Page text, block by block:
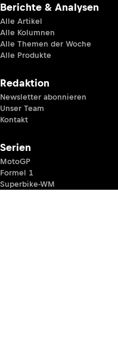
Berichte & Analysen
Alle Artikel
Alle Kolumnen
Alle Themen der Woche
Alle Produkte
Redaktion
Newsletter abonnieren
Unser Team
Kontakt
Serien
MotoGP
Formel 1
Superbike-WM